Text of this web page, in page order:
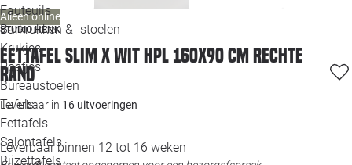
Fauteuils
Barkrukken & -stoelen
Krukjes
Poefjes
Bureaustoelen
Tafels
Eettafels
Salontafels
Bijzettafels
Alleen online
STUDIO HENK
Eettafel Slim X wit HPL 160x90 cm rechte
rand
Leverbaar in 16 uitvoeringen
Leverbaar binnen 12 tot 16 weken